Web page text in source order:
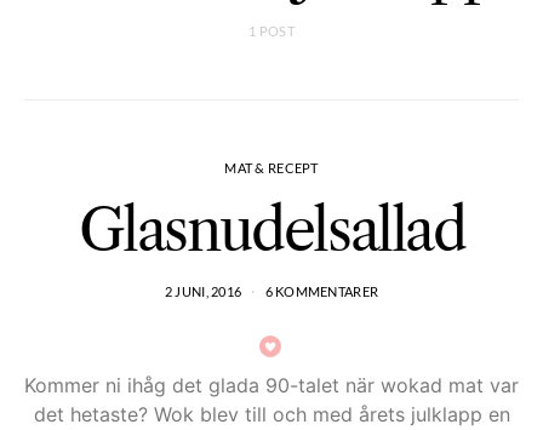
1 POST
MAT & RECEPT
Glasnudelsallad
2 JUNI, 2016 6 KOMMENTARER
Kommer ni ihåg det glada 90-talet när wokad mat var
det hetaste? Wok blev till och med årets julklapp en